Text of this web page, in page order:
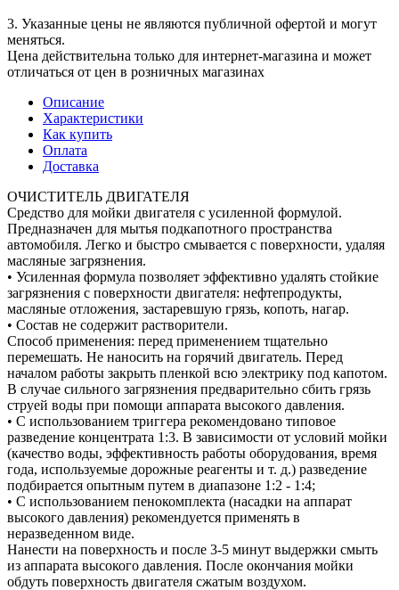
3. Указанные цены не являются публичной офертой и могут
меняться.
Цена действительна только для интернет-магазина и может
отличаться от цен в розничных магазинах
Описание
Характеристики
Как купить
Оплата
Доставка
ОЧИСТИТЕЛЬ ДВИГАТЕЛЯ
Средство для мойки двигателя с усиленной формулой.
Предназначен для мытья подкапотного пространства
автомобиля. Легко и быстро смывается с поверхности, удаляя
масляные загрязнения.
• Усиленная формула позволяет эффективно удалять стойкие
загрязнения с поверхности двигателя: нефтепродукты,
масляные отложения, застаревшую грязь, копоть, нагар.
• Cостав не содержит растворители.
Способ применения: перед применением тщательно
перемешать. Не наносить на горячий двигатель. Перед
началом работы закрыть пленкой всю электрику под капотом.
В случае сильного загрязнения предварительно сбить грязь
струей воды при помощи аппарата высокого давления.
• С использованием триггера рекомендовано типовое
разведение концентрата 1:3. В зависимости от условий мойки
(качество воды, эффективность работы оборудования, время
года, используемые дорожные реагенты и т. д.) разведение
подбирается опытным путем в диапазоне 1:2 - 1:4;
• С использованием пенокомплекта (насадки на аппарат
высокого давления) рекомендуется применять в
неразведенном виде.
Нанести на поверхность и после 3-5 минут выдержки смыть
из аппарата высокого давления. После окончания мойки
обдуть поверхность двигателя сжатым воздухом.